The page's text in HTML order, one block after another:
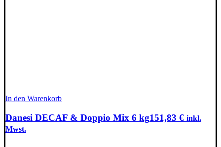
In den Warenkorb
Danesi DECAF & Doppio Mix 6 kg151,83 € inkl.
Mwst.